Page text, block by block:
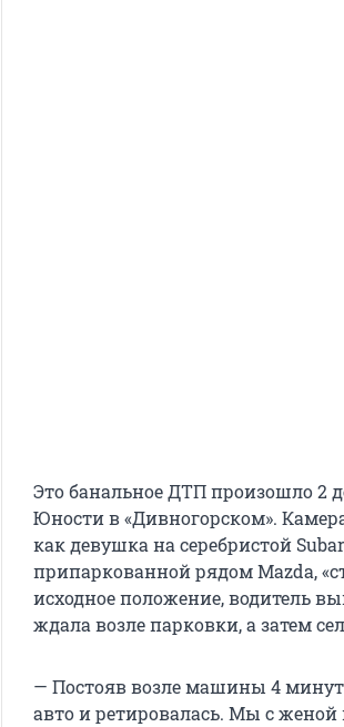
Это банальное ДТП произошло 2
Юности в «Дивногорском».
как девушка на серебристой
припаркованной рядом Mazda,
исходное положение, водитель
ждала возле парковки, а затем
— Постояв возле машины 4
авто и ретировалась. Мы с